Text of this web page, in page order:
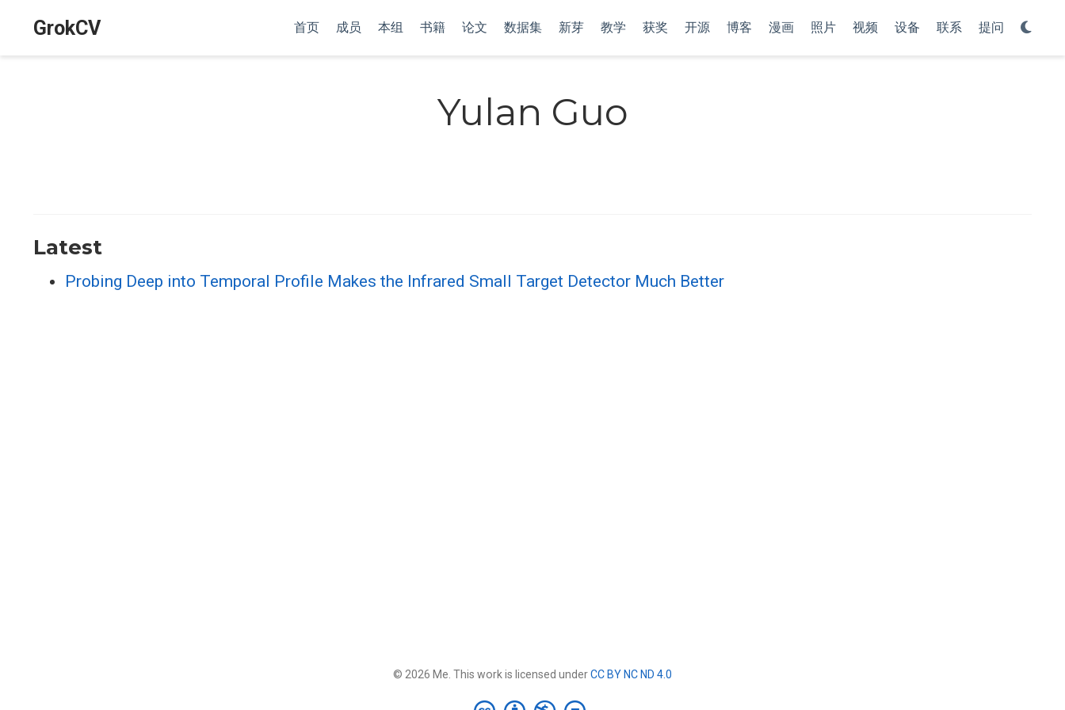
GrokCV 首页 成员 本组 书籍 论文 数据集 新芽 教学 获奖 开源 博客 漫画 照片 视频 设备 联系 提问
Yulan Guo
Latest
Probing Deep into Temporal Profile Makes the Infrared Small Target Detector Much Better
© 2026 Me. This work is licensed underCC BY NC ND 4.0